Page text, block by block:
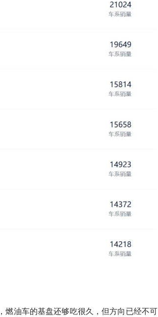
燃油车的基盘还够吃很久，但方向已经不可